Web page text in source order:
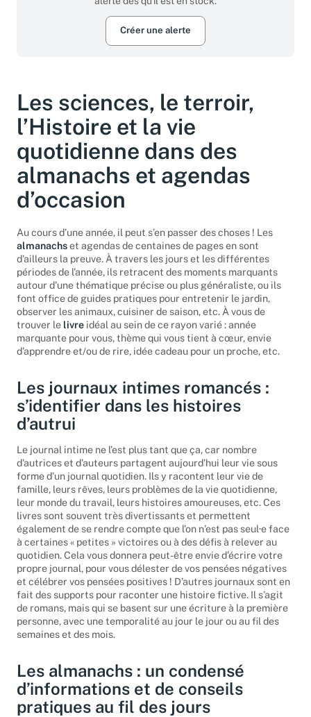
Créer une alerte
Les sciences, le terroir,
l’Histoire et la vie
quotidienne dans des
almanachs et agendas
d’occasion
Au cours d’une année, il peut s’en passer des choses ! Les
almanachset agendas de centaines de pages en sont
d’ailleurs la preuve. À travers les jours et les différentes
périodes de l’année, ils retracent des moments marquants
autour d’une thématique précise ou plus généraliste, ou ils
font office de guides pratiques pour entretenir le jardin,
observer les animaux, cuisiner de saison, etc. À vous de
trouver le livre idéal au sein de ce rayon varié : année
marquante pour vous, thème qui vous tient à cœur, envie
d’apprendre et/ou de rire, idée cadeau pour un proche, etc.
Les journaux intimes romancés :
s’identifier dans les histoires
d’autrui
Le journal intime ne l’est plus tant que ça, car nombre
d’autrices et d’auteurs partagent aujourd’hui leur vie sous
forme d’un journal quotidien. Ils y racontent leur vie de
famille, leurs rêves, leurs problèmes de la vie quotidienne,
leur monde du travail, leurs histoires amoureuses, etc. Ces
livres sont souvent très divertissants et permettent
également de se rendre compte que l’on n’est pas seul·e face
à certaines « petites » victoires ou à des défis à relever au
quotidien. Cela vous donnera peut-être envie d’écrire votre
propre journal, pour vous délester de vos pensées négatives
et célébrer vos pensées positives ! D’autres journaux sont en
fait des supports pour raconter une histoire fictive. Il s’agit
de romans, mais qui se basent sur une écriture à la première
personne, avec une temporalité au jour le jour ou au fil des
semaines et des mois.
Les almanachs : un condensé
d’informations et de conseils
pratiques au fil des jours